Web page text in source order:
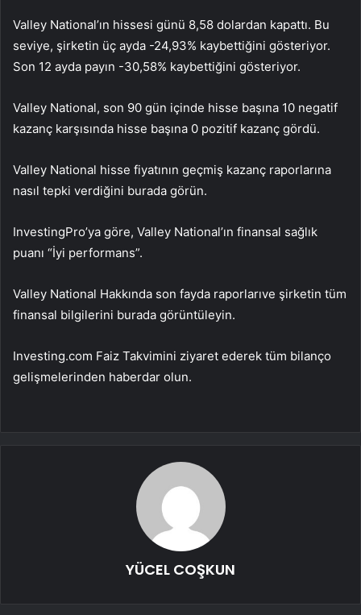
Valley National’ın hissesi günü 8,58 dolardan kapattı. Bu
seviye, şirketin üç ayda -24,93% kaybettiğini gösteriyor.
Son 12 ayda payın -30,58% kaybettiğini gösteriyor.
Valley National, son 90 gün içinde hisse başına 10 negatif
kazanç karşısında hisse başına 0 pozitif kazanç gördü.
Valley National hisse fiyatının geçmiş kazanç raporlarına
nasıl tepki verdiğini burada görün.
InvestingPro’ya göre, Valley National’ın finansal sağlık
puanı “İyi performans”.
Valley National Hakkında son fayda raporlarıve şirketin tüm
finansal bilgilerini burada görüntüleyin.
Investing.com Faiz Takvimini ziyaret ederek tüm bilanço
gelişmelerinden haberdar olun.
YÜCEL COŞKUN